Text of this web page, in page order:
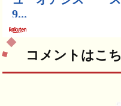
コメントはこ